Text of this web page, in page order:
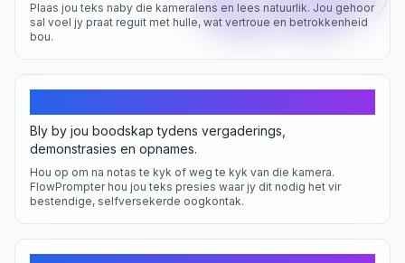
Plaas jou teks naby die kameralens en lees natuurlik. Jou gehoor
sal voel jy praat reguit met hulle, wat vertroue en betrokkenheid
bou.
Bly by jou boodskap tydens vergaderings,
demonstrasies en opnames.
Hou op om na notas te kyk of weg te kyk van die kamera.
FlowPrompter hou jou teks presies waar jy dit nodig het vir
bestendige, selfversekerde oogkontak.